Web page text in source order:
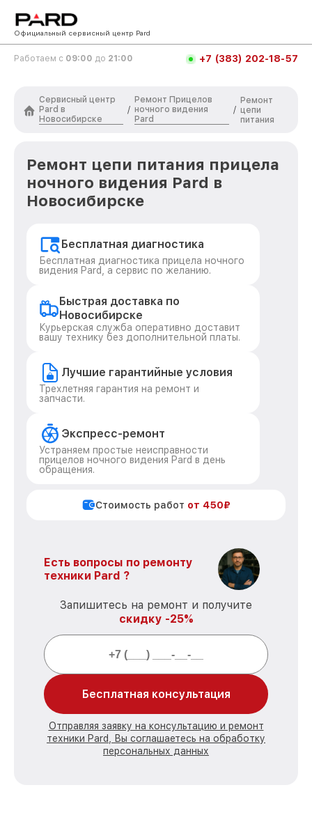
Официальный сервисный центр Pard
Работаем с 09:00 до 21:00 +7 (383) 202-18-57
Сервисный центр
Pard в
Новосибирске
/
Ремонт Прицелов
ночного видения
Pard
/
Ремонт
цепи
питания
Ремонт цепи питания прицела
ночного видения Pard в
Новосибирске
Бесплатная диагностика
Бесплатная диагностика прицела ночного
видения Pard, а сервис по желанию.
Быстрая доставка по
Новосибирске
Курьерская служба оперативно доставит
вашу технику без дополнительной платы.
Лучшие гарантийные условия
Трехлетняя гарантия на ремонт и
запчасти.
Экспресс-ремонт
Устраняем простые неисправности
прицелов ночного видения Pard в день
обращения.
Стоимость работ от 450₽
Есть вопросы по ремонту
техники Pard ?
Запишитесь на ремонт и получите
скидку -25%
Бесплатная консультация
Отправляя заявку на консультацию и ремонт
техники Pard, Вы соглашаетесь на обработку
персональных данных